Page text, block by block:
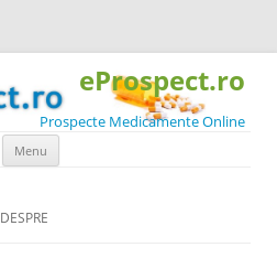
eProspect.ro
Prospecte Medicamente Online
Menu
DESPRE